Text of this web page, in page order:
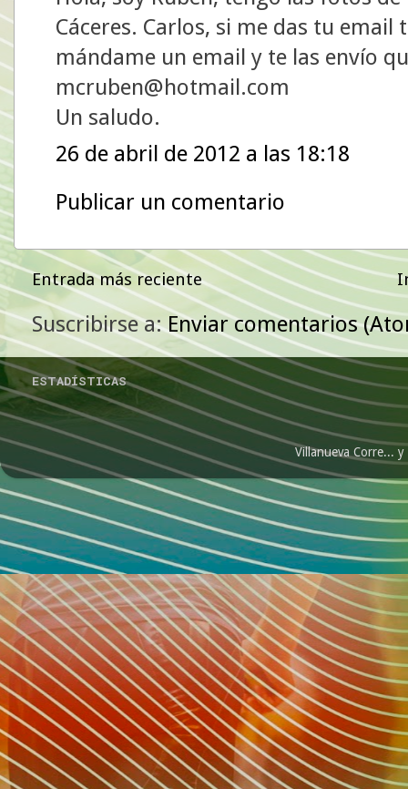
Cáceres. Carlos, si me das tu email
mándame un email y te las envío
mcruben@hotmail.com
Un saludo.
26 de abril de 2012 a las 18:18
Publicar un comentario
Entrada más reciente
Suscribirse a:Enviar comentarios
ESTADÍSTICAS
Villanueva Corre...